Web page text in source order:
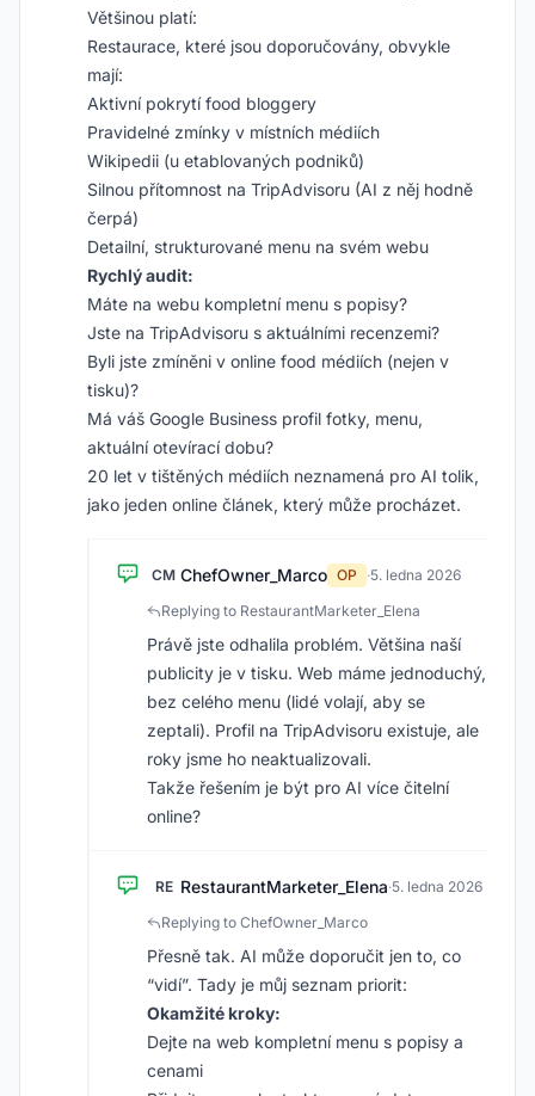
Většinou platí:
Restaurace, které jsou doporučovány, obvykle
mají:
Aktivní pokrytí food bloggery
Pravidelné zmínky v místních médiích
Wikipedii (u etablovaných podniků)
Silnou přítomnost na TripAdvisoru (AI z něj hodně
čerpá)
Detailní, strukturované menu na svém webu
Rychlý audit:
Máte na webu kompletní menu s popisy?
Jste na TripAdvisoru s aktuálními recenzemi?
Byli jste zmíněni v online food médiích (nejen v
tisku)?
Má váš Google Business profil fotky, menu,
aktuální otevírací dobu?
20 let v tištěných médiích neznamená pro AI tolik,
jako jeden online článek, který může procházet.
CM ChefOwner_Marco OP ·5. ledna 2026
Replying to RestaurantMarketer_Elena
Právě jste odhalila problém. Většina naší
publicity je v tisku. Web máme jednoduchý,
bez celého menu (lidé volají, aby se
zeptali). Profil na TripAdvisoru existuje, ale
roky jsme ho neaktualizovali.
Takže řešením je být pro AI více čitelní
online?
RE RestaurantMarketer_Elena·5. ledna 2026
Replying to ChefOwner_Marco
Přesně tak. AI může doporučit jen to, co
“vidí”. Tady je můj seznam priorit:
Okamžité kroky:
Dejte na web kompletní menu s popisy a
cenami